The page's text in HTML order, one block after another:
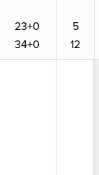
23+0
34+0
5
12